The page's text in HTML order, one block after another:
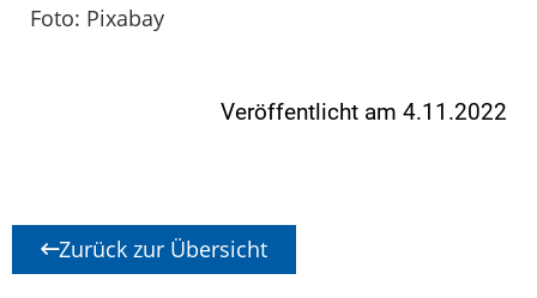
Foto: Pixabay
Veröffentlicht am 4.11.2022
Zurück zur Übersicht